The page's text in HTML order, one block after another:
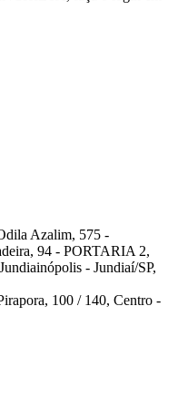
Azalim, 575 -
94 - PORTARIA 2,
- Jundiaí/SP,
100 / 140, Centro -